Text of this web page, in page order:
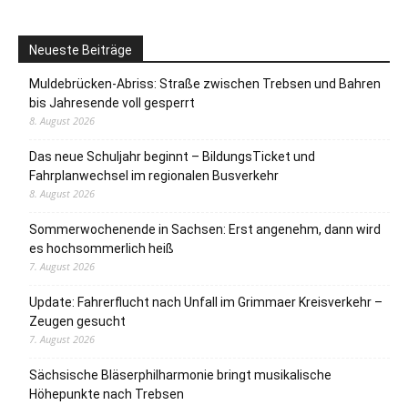
Neueste Beiträge
Muldebrücken-Abriss: Straße zwischen Trebsen und Bahren
bis Jahresende voll gesperrt
8. August 2026
Das neue Schuljahr beginnt – BildungsTicket und
Fahrplanwechsel im regionalen Busverkehr
8. August 2026
Sommerwochenende in Sachsen: Erst angenehm, dann wird
es hochsommerlich heiß
7. August 2026
Update: Fahrerflucht nach Unfall im Grimmaer Kreisverkehr –
Zeugen gesucht
7. August 2026
Sächsische Bläserphilharmonie bringt musikalische
Höhepunkte nach Trebsen